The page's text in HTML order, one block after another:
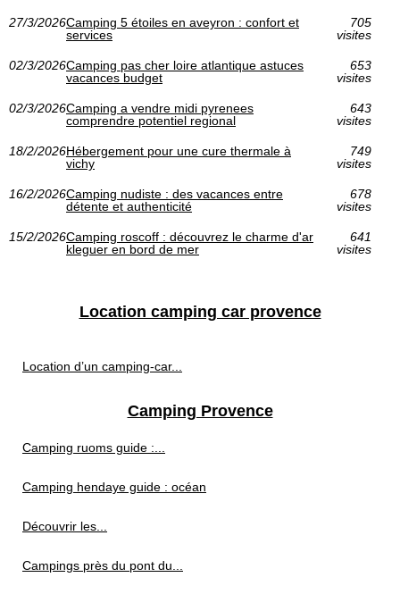
27/3/2026Camping 5 étoiles en aveyron : confort et
services
705
visites
02/3/2026Camping pas cher loire atlantique astuces
vacances budget
653
visites
02/3/2026Camping a vendre midi pyrenees
comprendre potentiel regional
643
visites
18/2/2026Hébergement pour une cure thermale à
vichy
749
visites
16/2/2026Camping nudiste : des vacances entre
détente et authenticité
678
visites
15/2/2026Camping roscoff : découvrez le charme d'ar
kleguer en bord de mer
641
visites
Location camping car provence
Location d’un camping-car...
Camping Provence
Camping ruoms guide :...
Camping hendaye guide : océan
Découvrir les...
Campings près du pont du...